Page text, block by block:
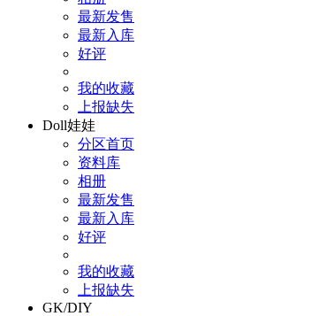
最新发售
最新入库
好评
我的收藏
上报缺失
Doll娃娃
分区首页
资料库
相册
最新发售
最新入库
好评
我的收藏
上报缺失
GK/DIY